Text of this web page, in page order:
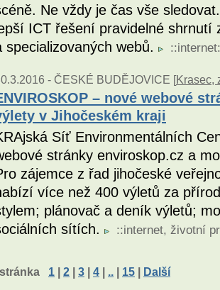
Ne vždy je čas vše
ICT řešení pravidelné
specializovaných webů.
::internet
- ČESKÉ BUDĚJOVICE [Krasec,
– nové webové
v Jihočeském kraji
Síť Environmentálních
stránky enviroskop.cz a
zájemce z řad jihočeské
více než 400 výletů za
plánovač a deník výletů;
sítích.
::internet, životní
stránka 1 | 2 | 3 | 4 | .. | 15 | Další